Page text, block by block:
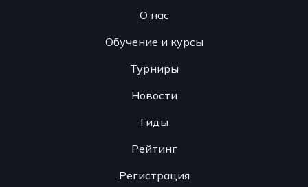
О нас
Обучение и курсы
Турниры
Новости
Гиды
Рейтинг
Регистрация